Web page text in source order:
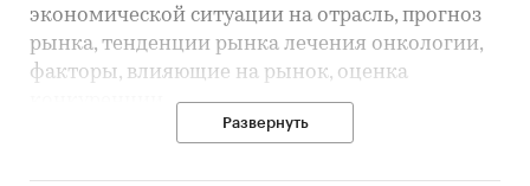
экономической ситуации на отрасль, прогноз
рынка, тенденции рынка лечения онкологии,
факторы, влияющие на рынок, оценка
Анализ и прогноз рынка лечения онкологии
Развернуть